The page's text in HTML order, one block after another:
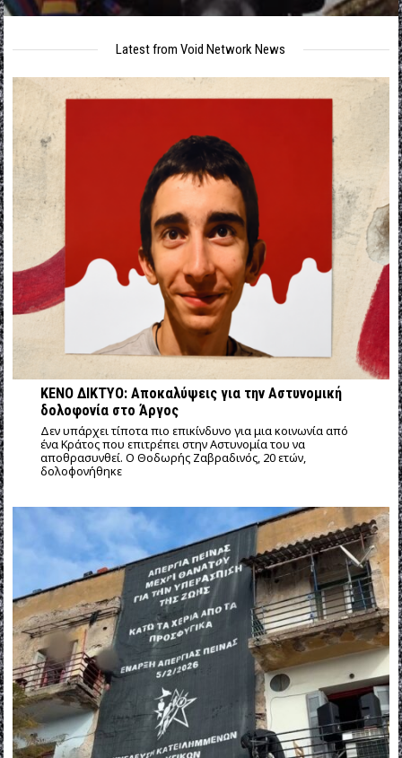
Latest from Void Network News
ΚΕΝΟ ΔΙΚΤΥΟ: Αποκαλύψεις για την Αστυνομική
δολοφονία στο Άργος
Δεν υπάρχει τίποτα πιο επικίνδυνο για μια κοινωνία από
ένα Κράτος που επιτρέπει στην Αστυνομία του να
αποθρασυνθεί. Ο Θοδωρής Ζαβραδινός, 20 ετών,
δολοφονήθηκε